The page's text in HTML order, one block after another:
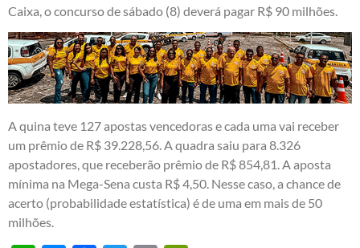
Caixa, o concurso de sábado (8) deverá pagar R$ 90 milhões.
A quina teve 127 apostas vencedoras e cada uma vai receber
um prêmio de R$ 39.228,56. A quadra saiu para 8.326
apostadores, que receberão prêmio de R$ 854,81. A aposta
mínima na Mega-Sena custa R$ 4,50. Nesse caso, a chance de
acerto (probabilidade estatística) é de uma em mais de 50
milhões.